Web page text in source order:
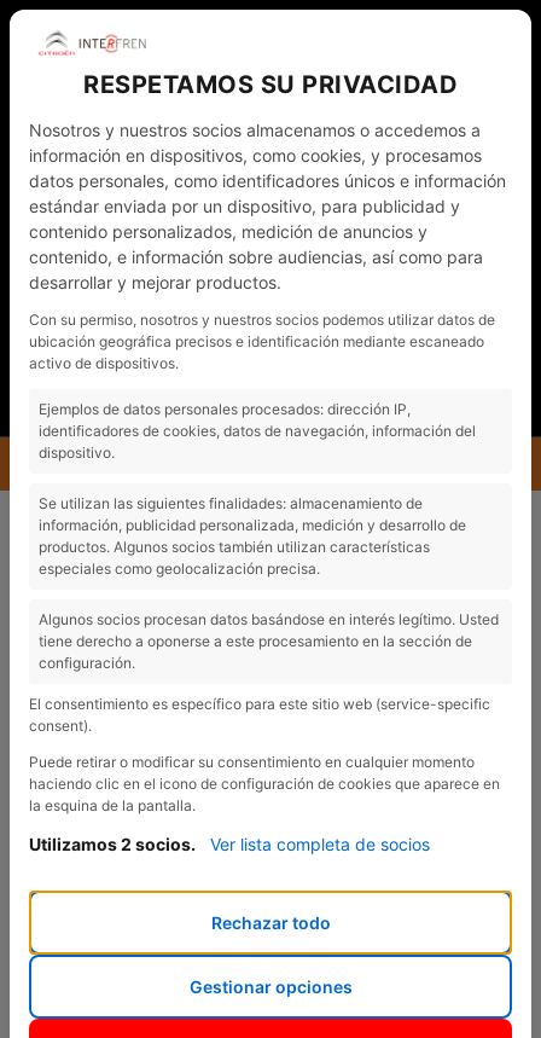
WHATSAPP
NOTICIAS CONTACTO - CITA PRÈVIA
MI CUENTA
MENU
INTERFREN NOTICIAS CONCIERTO SOLIDARIO DE JU EN VILAFANT
CONCIERTO SOLIDARIO DE JU EN
RESPETAMOS SU PRIVACIDAD
Nosotros y nuestros socios almacenamos o accedemos a
información en dispositivos, como cookies, y procesamos
datos personales, como identificadores únicos e información
estándar enviada por un dispositivo, para publicidad y
contenido personalizados, medición de anuncios y
contenido, e información sobre audiencias, así como para
desarrollar y mejorar productos.
Con su permiso, nosotros y nuestros socios podemos utilizar datos de
ubicación geográfica precisos e identificación mediante escaneado
activo de dispositivos.
Ejemplos de datos personales procesados: dirección IP,
identificadores de cookies, datos de navegación, información del
dispositivo.
Se utilizan las siguientes finalidades: almacenamiento de
información, publicidad personalizada, medición y desarrollo de
productos. Algunos socios también utilizan características
especiales como geolocalización precisa.
Algunos socios procesan datos basándose en interés legítimo. Usted
tiene derecho a oponerse a este procesamiento en la sección de
configuración.
El consentimiento es específico para este sitio web (service-specific
consent).
Puede retirar o modificar su consentimiento en cualquier momento
haciendo clic en el icono de configuración de cookies que aparece en
la esquina de la pantalla.
Utilizamos 2 socios. Ver lista completa de socios
Rechazar todo
Gestionar opciones